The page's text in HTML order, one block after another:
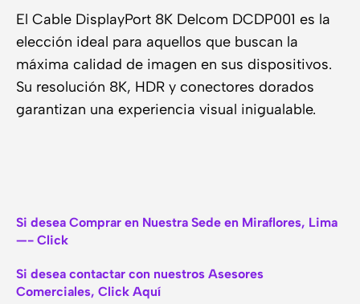
El Cable DisplayPort 8K Delcom DCDP001 es la
elección ideal para aquellos que buscan la
máxima calidad de imagen en sus dispositivos.
Su resolución 8K, HDR y conectores dorados
garantizan una experiencia visual inigualable.
Si desea Comprar en Nuestra Sede en Miraflores, Lima
—- Click
Si desea contactar con nuestros Asesores
Comerciales, Click Aquí